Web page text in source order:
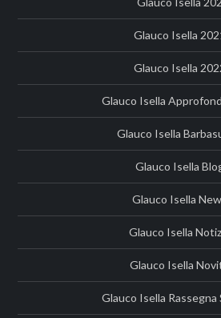
Glauco Isella
Glauco Isella
Glauco Isella
Glauco Isella
Glauco Isella
Glauco Isella
Glauco Isella
Glauco Isella
Glauco Isella Rassegna